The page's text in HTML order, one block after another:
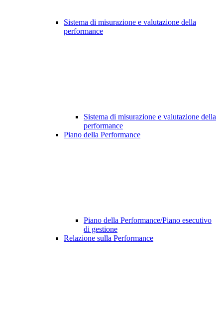
Sistema di misurazione e valutazione della
performance
Sistema di misurazione e valutazione della
performance
Piano della Performance
Piano della Performance/Piano esecutivo
di gestione
Relazione sulla Performance